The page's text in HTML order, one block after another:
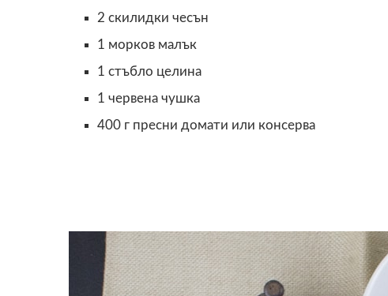
2 скилидки чесън
1 морков малък
1 стъбло целина
1 червена чушка
400 г пресни домати или консерва